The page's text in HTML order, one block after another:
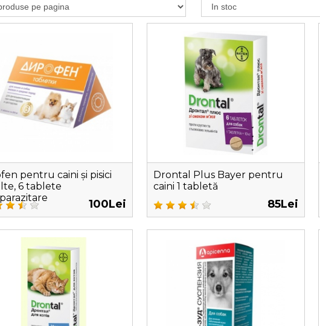
pentru caini și pisici
6 tablete
100Lei
Drontal Plus Bayer pentru
caini 1 tabletă
85Lei